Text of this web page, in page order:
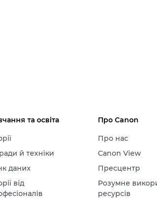
та освіта
й техніки
даних
від
Про Canon
Про нас
Canon View
Пресцентр
Розумне
ресурсів